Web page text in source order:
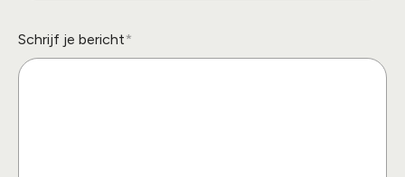
Schrijf je bericht